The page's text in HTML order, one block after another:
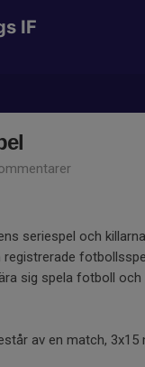
IF
seriespel och
sig spela fotboll och
av en match, 3x15